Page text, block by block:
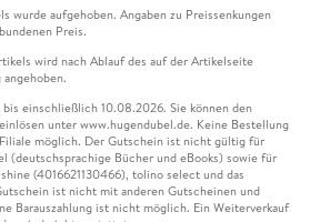
wurde aufgehoben. Angaben zu Preissenkungen
Preis.
wird nach Ablauf des auf der Artikelseite
einschließlich 10.08.2026. Sie können den
unter www.hugendubel.de. Keine Bestellung
möglich. Der Gutschein ist nicht gültig für
(deutschsprachige Bücher und eBooks) sowie für
(4016621130466), tolino select und das
ist nicht mit anderen Gutscheinen und
Barauszahlung ist nicht möglich. Ein Weiterverkauf